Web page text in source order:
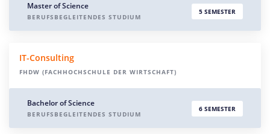
Master of Science
BERUFSBEGLEITENDES STUDIUM
5 SEMESTER
IT-Consulting
FHDW (FACHHOCHSCHULE DER WIRTSCHAFT)
Bachelor of Science
BERUFSBEGLEITENDES STUDIUM
6 SEMESTER